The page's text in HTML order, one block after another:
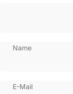
Name
E-Mail